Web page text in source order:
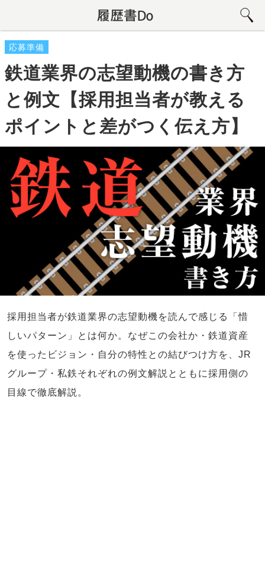
応募準備
鉄道業界の志望動機の書き方
と例文【採用担当者が教える
ポイントと差がつく伝え方】
採用担当者が鉄道業界の志望動機を読んで感じる「惜
しいパターン」とは何か。なぜこの会社か・鉄道資産
を使ったビジョン・自分の特性との結びつけ方を、JR
グループ・私鉄それぞれの例文解説とともに採用側の
目線で徹底解説。